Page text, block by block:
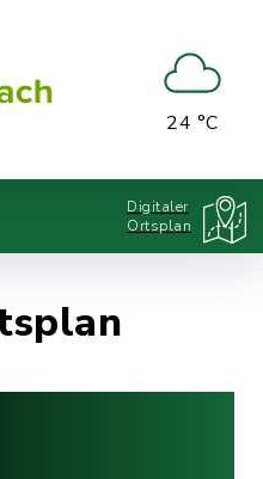
24 °C
Digitaler
Ortsplan